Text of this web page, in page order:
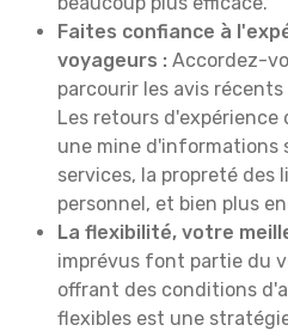
Faites confiance à
voyageurs : Accordez-
parcourir les avis
Les retours
une mine d'informations
services, la propreté des
personnel, et bien plus
La flexibilité, votre
imprévus font partie du
offrant des conditions
flexibles est une